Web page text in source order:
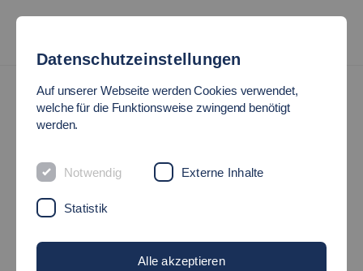
UMWELTMANAGEMENT
Allgemeine Informationen
Umweltleitlinien
Datenschutzeinstellungen
Auf unserer Webseite werden Cookies verwendet,
welche für die Funktionsweise zwingend benötigt
werden.
Notwendig Externe Inhalte
Statistik
Alle akzeptieren